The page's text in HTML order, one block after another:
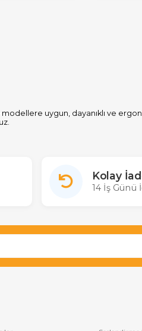
modellere uygun, dayanıklı ve
Kolay
14 İş Günü